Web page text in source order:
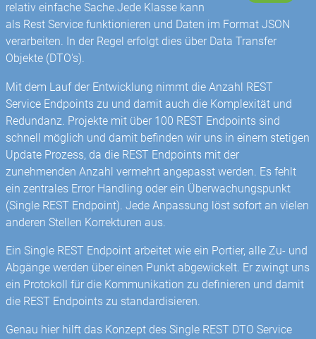
relativ einfache Sache.Jede Klasse kann
als Rest Service funktionieren und Daten im Format JSON
verarbeiten. In der Regel erfolgt dies über Data Transfer
Objekte (DTO's).
Mit dem Lauf der Entwicklung nimmt die Anzahl REST
Service Endpoints zu und damit auch die Komplexität und
Redundanz. Projekte mit über 100 REST Endpoints sind
schnell möglich und damit befinden wir uns in einem stetigen
Update Prozess, da die REST Endpoints mit der
zunehmenden Anzahl vermehrt angepasst werden. Es fehlt
ein zentrales Error Handling oder ein Überwachungspunkt
(Single REST Endpoint). Jede Anpassung löst sofort an vielen
anderen Stellen Korrekturen aus.
Ein Single REST Endpoint arbeitet wie ein Portier, alle Zu- und
Abgänge werden über einen Punkt abgewickelt. Er zwingt uns
ein Protokoll für die Kommunikation zu definieren und damit
die REST Endpoints zu standardisieren.
Genau hier hilft das Konzept des Single REST DTO Service